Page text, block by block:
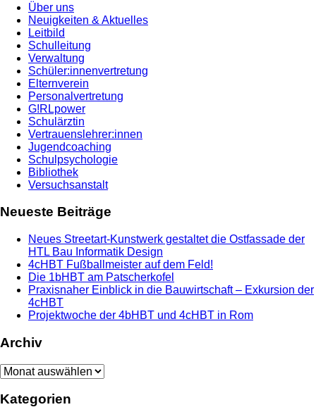
Über uns
Neuigkeiten & Aktuelles
Leitbild
Schulleitung
Verwaltung
Schüler:innenvertretung
Elternverein
Personalvertretung
G!RLpower
Schulärztin
Vertrauenslehrer:innen
Jugendcoaching
Schulpsychologie
Bibliothek
Versuchsanstalt
Neueste Beiträge
Neues Streetart-Kunstwerk gestaltet die Ostfassade der
HTL Bau Informatik Design
4cHBT Fußballmeister auf dem Feld!
Die 1bHBT am Patscherkofel
Praxisnaher Einblick in die Bauwirtschaft – Exkursion der
4cHBT
Projektwoche der 4bHBT und 4cHBT in Rom
Archiv
Archiv
Kategorien